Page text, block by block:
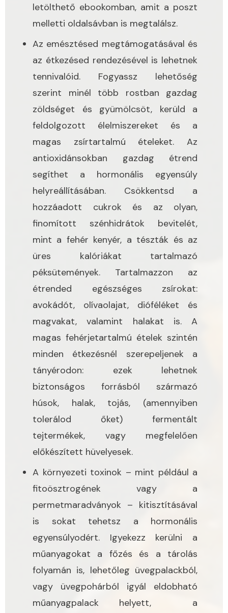
letölthető ebookomban, amit a poszt
melletti oldalsávban is megtalálsz.
Az emésztésed megtámogatásával és
az étkezésed rendezésével is lehetnek
tennivalóid. Fogyassz lehetőség
szerint minél több rostban gazdag
zöldséget és gyümölcsöt, kerüld a
feldolgozott élelmiszereket és a
magas zsírtartalmú ételeket. Az
antioxidánsokban gazdag étrend
segíthet a hormonális egyensúly
helyreállításában. Csökkentsd a
hozzáadott cukrok és az olyan,
finomított szénhidrátok bevitelét,
mint a fehér kenyér, a tészták és az
üres kalóriákat tartalmazó
péksütemények. Tartalmazzon az
étrended egészséges zsírokat:
avokádót, olívaolajat, dióféléket és
magvakat, valamint halakat is. A
magas fehérjetartalmú ételek szintén
minden étkezésnél szerepeljenek a
tányérodon: ezek lehetnek
biztonságos forrásból származó
húsok, halak, tojás, (amennyiben
tolerálod őket) fermentált
tejtermékek, vagy megfelelően
előkészített hüvelyesek.
A környezeti toxinok – mint például a
fitoösztrogének vagy a
permetmaradványok – kitisztításával
is sokat tehetsz a hormonális
egyensúlyodért. Igyekezz kerülni a
műanyagokat a főzés és a tárolás
folyamán is, lehetőleg üvegpalackból,
vagy üvegpohárból igyál eldobható
műanyagpalack helyett, a